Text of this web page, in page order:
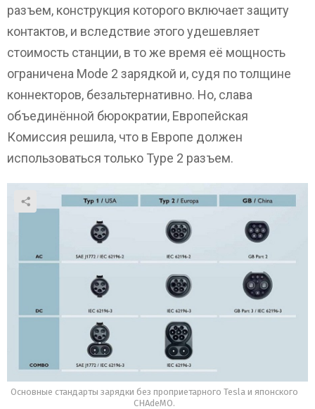
разъем, конструкция которого включает защиту
контактов, и вследствие этого удешевляет
стоимость станции, в то же время её мощность
ограничена Mode 2 зарядкой и, судя по толщине
коннекторов, безальтернативно. Но, слава
объединённой бюрократии, Европейская
Комиссия решила, что в Европе должен
использоваться только Type 2 разъем.
Основные стандарты зарядки без проприетарного Tesla и японского
CHAdeMO.